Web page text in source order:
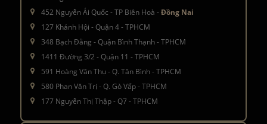
452 Nguyễn Ái Quốc - TP Biên Hoà -Đồng Nai
127 Khánh Hội - Quận 4 - TPHCM
348 Bạch Đằng - Quận Bình Thạnh - TPHCM
1411 Đường 3/2 - Quận 11 - TPHCM
591 Hoàng Văn Thụ - Q. Tân Bình - TPHCM
580 Phan Văn Trị - Q. Gò Vấp - TPHCM
177 Nguyễn Thị Thập - Q7 - TPHCM